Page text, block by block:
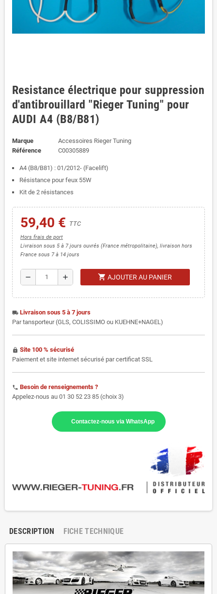
Resistance électrique pour suppression
d'antibrouillard "Rieger Tuning" pour
AUDI A4 (B8/B81)
Marque
Accessoires Rieger Tuning
Référence
C00305889
A4 (B8/B81) : 01/2012- (Facelift)
Résistance pour feux 55W
Kit de 2 résistances
59,40 € TTC
Hors frais de port
Livraison sous 5 à 7 jours ouvrés (France métropolitaine), livraison hors
France sous 7 à 14 jours
remove add shopping_cart AJOUTER AU PANIER
local_shipping Livraison sous 5 à 7 jours
Par tansporteur (GLS, COLISSIMO ou KUEHNE+NAGEL)
https Site 100 % sécurisé
Paiement et site internet sécurisé par certificat SSL
phone Besoin de renseignements ?
Appelez-nous au 01 30 52 23 85 (choix 3)
Contactez-nous via WhatsApp
DESCRIPTION FICHE TECHNIQUE